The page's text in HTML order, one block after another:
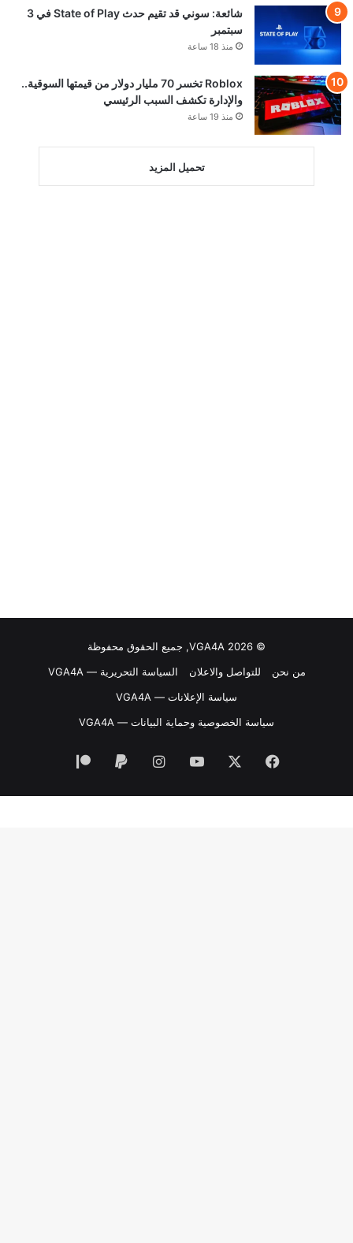
شائعة: سوني قد تقيم حدث State of Play في 3
سبتمبر
منذ 18 ساعة
Roblox تخسر 70 مليار دولار من قيمتها السوقية..
والإدارة تكشف السبب الرئيسي
منذ 19 ساعة
تحميل المزيد
© VGA4A 2026, جميع الحقوق محفوظة
من نحن
للتواصل والاعلان
السياسة التحريرية — VGA4A
سياسة الإعلانات — VGA4A
سياسة الخصوصية وحماية البيانات — VGA4A
فيسبوك ‫YouTubeانستقرام
‏Paypal
‫Patreon